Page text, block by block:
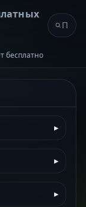
бесплатно
▸
▸
▸